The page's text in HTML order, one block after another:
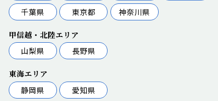
千葉県
東京都 神奈川県
甲信越・北陸エリア
山梨県
長野県
東海エリア
静岡県
愛知県